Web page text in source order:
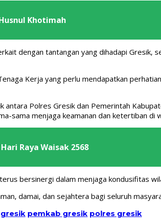
Khotimah
dengan tantangan yang dihadapi
Kerja yang perlu mendapatkan
antara Polres Gresik dan Pemerintah
sama menjaga keamanan dan ketertiban di
Raya Waisak 2568
bersinergi dalam menjaga kondusifitas
damai, dan sejahtera bagi seluruh
pemkab gresik polres gresik